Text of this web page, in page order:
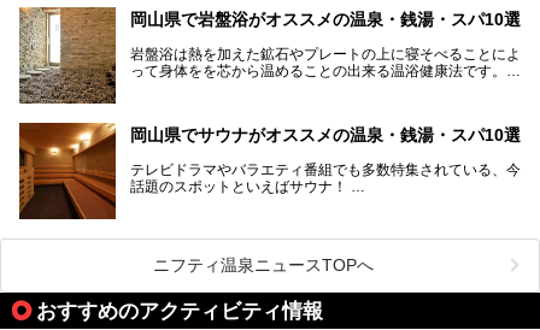
海に多数の島々が浮かぶ瀬戸内海に面した南部に分けられま
す。年間を通じて降水量が少ない「晴れの国」で、モモやブ
ドウなど果物の栽培が盛んなうえ、その品質の高さは全国的
にも有名です。
ます。ここでは、岡山県で評判のスーパー銭湯をご紹介しま
しょう。
岡山県で岩盤浴がオススメの温泉・銭湯・スパ10選
岩盤浴は熱を加えた鉱石やプレートの上に寝そべることによ
って身体をを芯から温めることの出来る温浴健康法です。じ
ススメ温泉・銭湯・スパ10ヶ所を紹介させていただきま
岡山県でサウナがオススメの温泉・銭湯・スパ10選
テレビドラマやバラエティ番組でも多数特集されている、今
話題のスポットといえばサウナ！
今回は、岡山県でサウナがおすすめの温泉や銭湯、スパを厳
選してご紹介！
血流が良くなるだけでなく美容効果やリラックス効果も期待
ニフティ温泉ニュースTOPへ
おすすめのアクティビティ情報